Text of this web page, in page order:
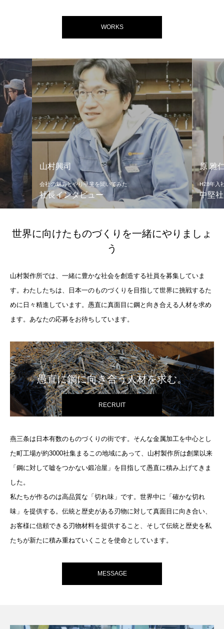
WORKS
山村興司
会社の魅力とやり甲斐を聞いてみた
社長インタビュー
原 雅
H28年入
中堅
世界に向けたものづくりを一緒にやりましょ
う
山村製作所では、一緒に豊かな社会を創造する社員を募集していま
す。わたしたちは、日本一のものづくりを目指して世界に挑戦するた
めに日々精進しています。愚直に真面目に鋼と向き合える人材を求め
ます。あなたの応募をお待ちしています。
愚直に鋼に向き合う人材を求む。
RECRUIT
燕三条は日本有数のものづくりの街です。そんな金属加工を中心とし
た町工場が約3000社集まるこの地域にあって、山村製作所は創業以来
「鋼に対して嘘をつかない鍛冶屋」を目指して愚直に積み上げてきま
した。
私たちが作るのは高品質な「切れ味」です。世界中に「確かな切れ
味」を提供する。伝統と歴史がある刃物に対して真面目に向き合い、
お客様に信頼できる刃物材料を提供すること、そして伝統と歴史を私
たちが新たに積み重ねていくことを使命としています。
MESSAGE